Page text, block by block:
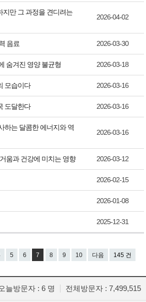
지만 그 과정을 견디려는
2026-04-02
음료 2026-03-30
숨겨진 영양 불균형 2026-03-18
모습이다 2026-03-16
도달한다 2026-03-16
하는 달콤한 에너지와 역
2026-03-16
움과 건강에 미치는 영향 2026-03-12
2026-02-15
2026-01-08
2025-12-31
5 6 7 8 9 10 다음 145 건
전체방문자 : 7,499,515
늘방문자 : 6 명